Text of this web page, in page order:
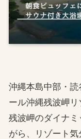
沖縄本島中部・読
ール沖縄残波岬リ
残波岬のダイナ
がら、リゾート